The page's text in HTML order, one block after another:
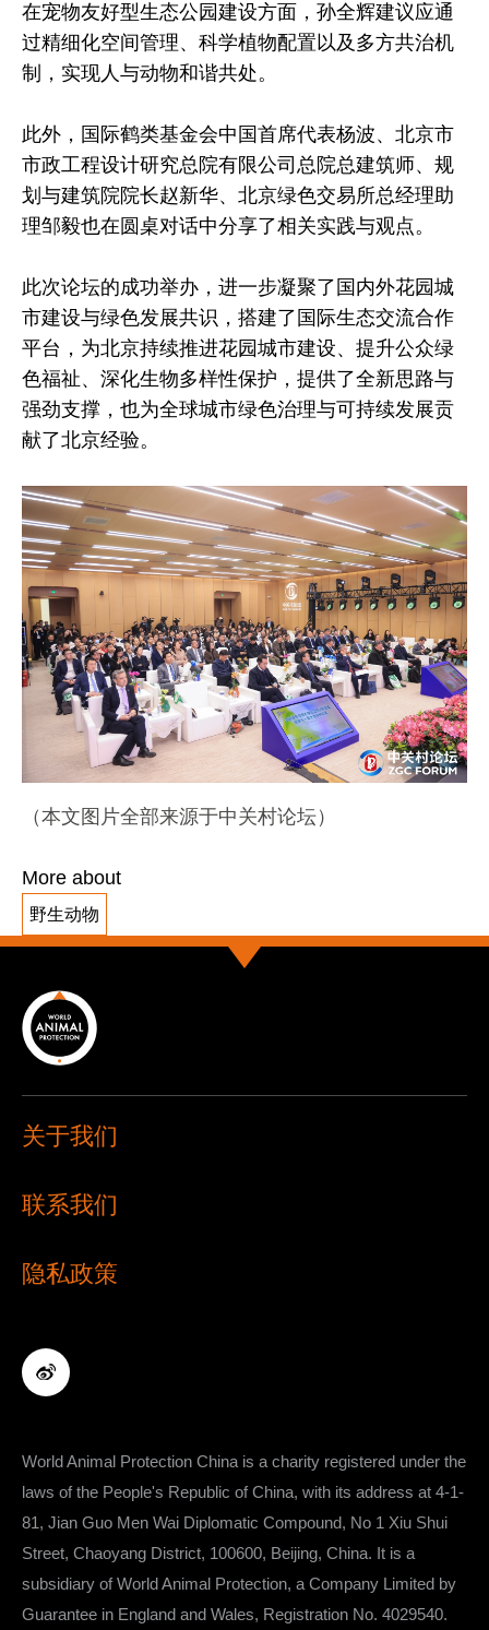
在宠物友好型生态公园建设方面，孙全辉建议应通
过精细化空间管理、科学植物配置以及多方共治机
制，实现人与动物和谐共处。
此外，国际鹤类基金会中国首席代表杨波、北京市
市政工程设计研究总院有限公司总院总建筑师、规
划与建筑院院长赵新华、北京绿色交易所总经理助
理邹毅也在圆桌对话中分享了相关实践与观点。
此次论坛的成功举办，进一步凝聚了国内外花园城
市建设与绿色发展共识，搭建了国际生态交流合作
平台，为北京持续推进花园城市建设、提升公众绿
色福祉、深化生物多样性保护，提供了全新思路与
强劲支撑，也为全球城市绿色治理与可持续发展贡
献了北京经验。
（本文图片全部来源于中关村论坛）
More about
野生动物
关于我们
联系我们
隐私政策
World Animal Protection China is a charity registered under the
laws of the People's Republic of China, with its address at ​​​​​​​​​​​​​​4-1-
81, Jian Guo Men Wai Diplomatic Compound, No 1 Xiu Shui
Street, Chaoyang District, 100600, Beijing, China. It is a
subsidiary of World Animal Protection, a Company Limited by
Guarantee in England and Wales, Registration No. 4029540.